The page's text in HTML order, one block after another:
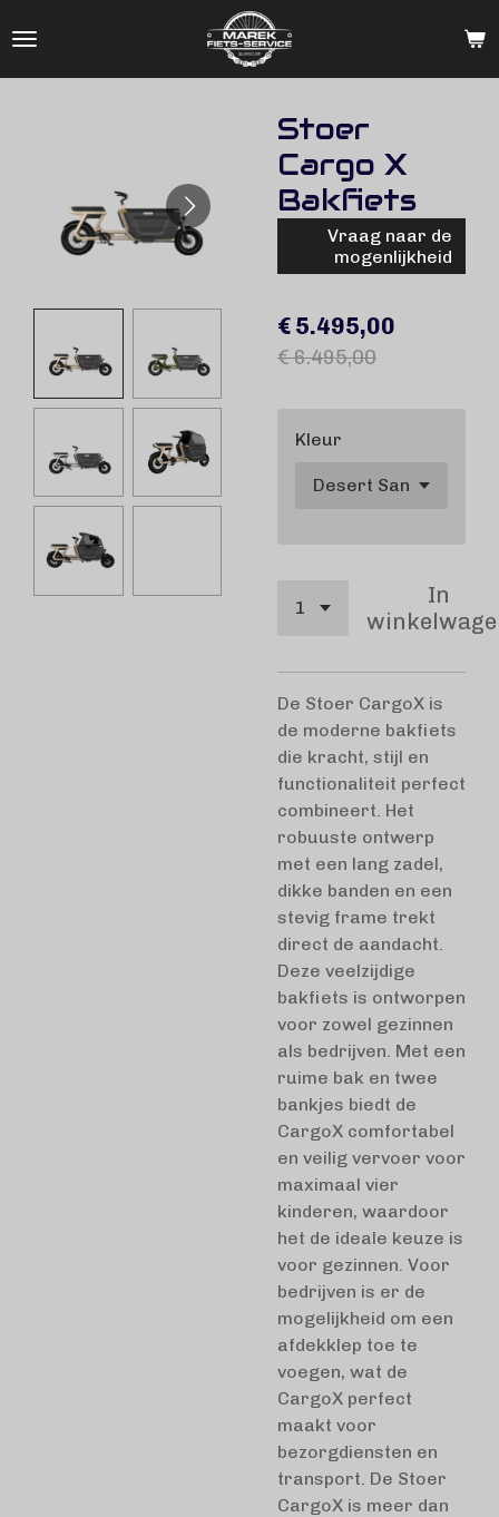
direct
naar
Stoer
Cargo X
Bakfiets
Vraag naar de
mogenlijkheid
€ 5.495,00
€ 6.495,00
Kleur
In
De Stoer CargoX is
de moderne bakfiets
die kracht, stijl en
functionaliteit perfect
combineert. Het
robuuste ontwerp
met een lang zadel,
dikke banden en een
stevig frame trekt
direct de aandacht.
Deze veelzijdige
bakfiets is ontworpen
voor zowel gezinnen
als bedrijven. Met een
ruime bak en twee
bankjes biedt de
CargoX comfortabel
en veilig vervoer voor
maximaal vier
kinderen, waardoor
het de ideale keuze is
voor gezinnen. Voor
bedrijven is er de
mogelijkheid om een
afdekklep toe te
voegen, wat de
CargoX perfect
maakt voor
bezorgdiensten en
transport. De Stoer
CargoX is meer dan